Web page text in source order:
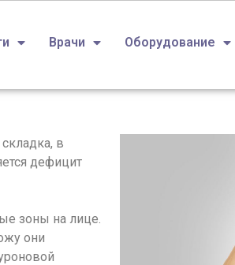
Врачи Оборудование
в
дефицит
зоны на лице.
они